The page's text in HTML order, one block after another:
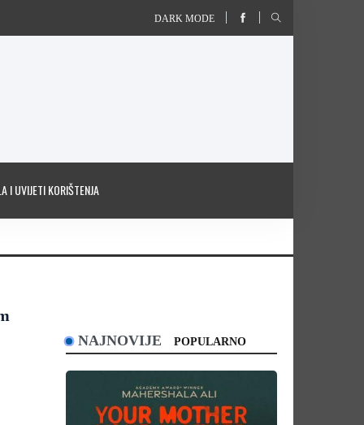
DARK MODE
I UVIJETI KORIŠTENJA
NAJNOVIJE POPULARNO